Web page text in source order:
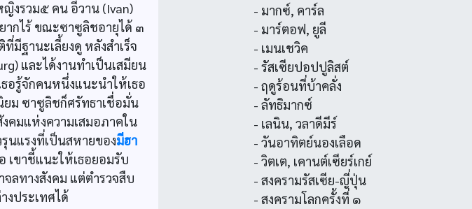
ญิงรวม๕ คน อีวาน (Ivan)
ากไร้ ขณะซาซูลิชอายุได้ ๓
มีฐานะเลี้ยงดู หลังสำเร็จ
และได้งานทำเป็นเสมียน
อรู้จักคนหนึ่งแนะนำให้เธอ
ม ซาซูลิชก็ศรัทธาเชื่อมั่น
คมแห่งความเสมอภาคใน
นแรงที่เป็นสหายของมีฮา
เขาชี้แนะให้เธอยอมรับ
ลทางสังคม แต่ตำรวจสืบ
งประเทศได้
- มากซ์, คาร์ล
- มาร์ตอฟ, ยูลี
- เมนเชวิค
- รัสเซียปอปปูลิสต์
- ฤดูร้อนที่บ้าคลั่ง
- ลัทธิมากซ์
- เลนิน, วลาดีมีร์
- วันอาทิตย์นองเลือด
- วิตเต, เคานต์เซียร์เกย์
- สงครามรัสเซีย-ญี่ปุ่น
- สงครามโลกครั้งที่ ๑